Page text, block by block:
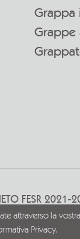
Grappa
Grappe
FESR
attraverso la
Privacy.